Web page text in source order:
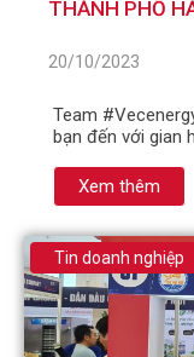
THÀNH PHỐ
20/10/2023
Team
bạn đến với gian
Xem thêm
Tin doanh nghiệp